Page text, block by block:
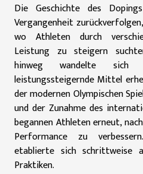
Die Geschichte des
Vergangenheit
wo Athleten durch
Leistung zu steigern
hinweg wandelte sich
leistungssteigernde Mittel
der modernen Olympischen
und der Zunahme des
begannen Athleten erneut,
Performance zu
etablierte sich schrittweise
Praktiken.